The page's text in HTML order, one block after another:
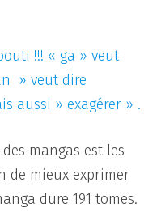
!!! « ga » veut
» veut dire
aussi » exagérer » .
mangas est les
de mieux exprimer
dure 191 tomes.